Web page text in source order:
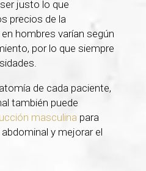
justo lo que
precios de la
hombres varían según
por lo que siempre
de cada paciente,
también puede
masculina para
y mejorar el